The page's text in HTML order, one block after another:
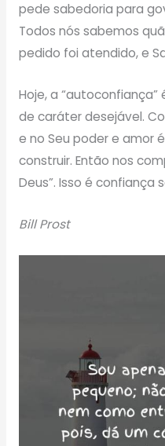
pede sabedoria para
Todos nós sabemos
pedido foi atendido, e
Hoje, a
de caráter desejável.
e no Seu poder e amor
construir. Então nos
Deus”. Isso é confiança
Bill Prost